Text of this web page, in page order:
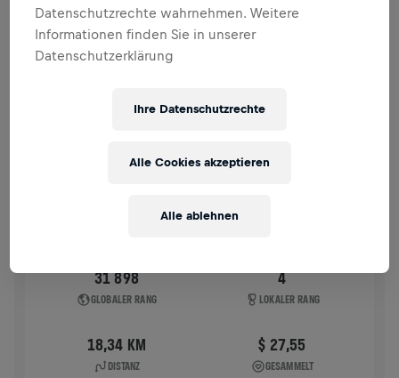
VERGANGENE TEILNAHMEN
04. Mai 2025
31 898
GLOBALER RANG
4
LOKALER RANG
18,34 KM
DISTANZ
$ 27,55
GESAMMELT
Datenschutzrechte wahrnehmen. Weitere
Informationen finden Sie in unserer
Datenschutzerklärung
Ihre Datenschutzrechte
Alle ablehnen
Alle Cookies akzeptieren